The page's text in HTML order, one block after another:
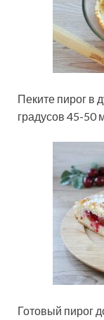
Пеките пирог в
градусов 45-50
Готовый пирог